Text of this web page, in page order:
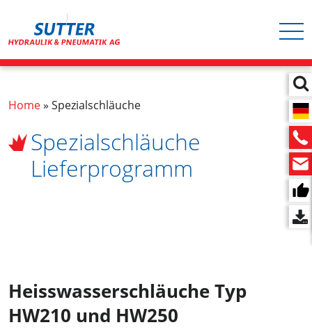
Inhalt
Hauptnavigation
Pfadnavigation
Home Spezialschläuche
Spezialschläuche
Lieferprogramm
Heisswasserschläuche Typ
HW210 und HW250